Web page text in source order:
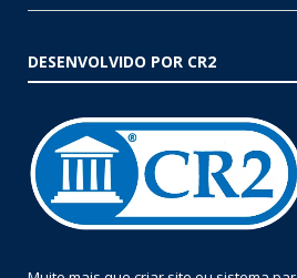
DESENVOLVIDO POR CR2